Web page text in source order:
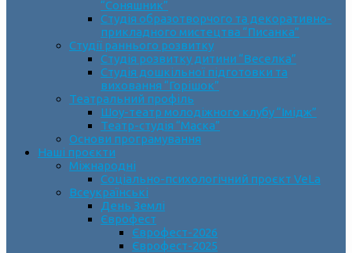
“Соняшник”
Студія образотворчого та декоративно-
прикладного мистецтва “Писанка”
Студії раннього розвитку
Студія розвитку дитини “Веселка”
Студія дошкільної підготовки та
виховання “Горішок”
Театральний профіль
Шоу-театр молодіжного клубу “Імідж”
Театр-студія “Маска”
Основи програмування
Наші проєкти
Міжнародні
Соціально-психологічний проєкт VeLa
Всеукраїнські
День Землі
Єврофест
Єврофест-2026
Єврофест-2025